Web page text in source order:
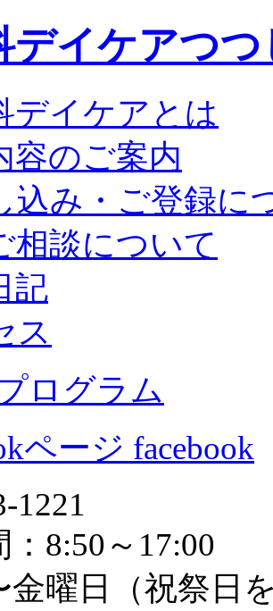
デイケアとは
容のご案内
込み・ご登録に
相談について
記
ス
facebook
8:50～17:00
金曜日（祝祭日